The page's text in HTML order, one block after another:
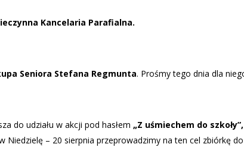
Kancelaria Parafialna.
Seniora Stefana Regmunta. Prośmy tego dnia dla
do udziału w akcji pod hasłem„Z uśmiechem do szkoły”,
Niedzielę – 20 sierpnia przeprowadzimy na ten cel zbiórkę